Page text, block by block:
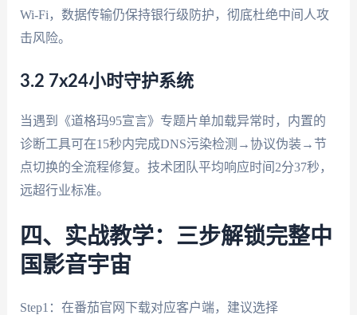
Wi-Fi，数据传输仍保持银行级防护，彻底杜绝中间人攻
击风险。
3.2 7x24小时守护系统
当遇到《道格玛95宣言》专题片单加载异常时，内置的
诊断工具可在15秒内完成DNS污染检测→协议伪装→节
点切换的全流程修复。技术团队平均响应时间2分37秒，
远超行业标准。
四、实战教学：三步解锁完整中
国影音宇宙
Step1：在番茄官网下载对应客户端，建议选择